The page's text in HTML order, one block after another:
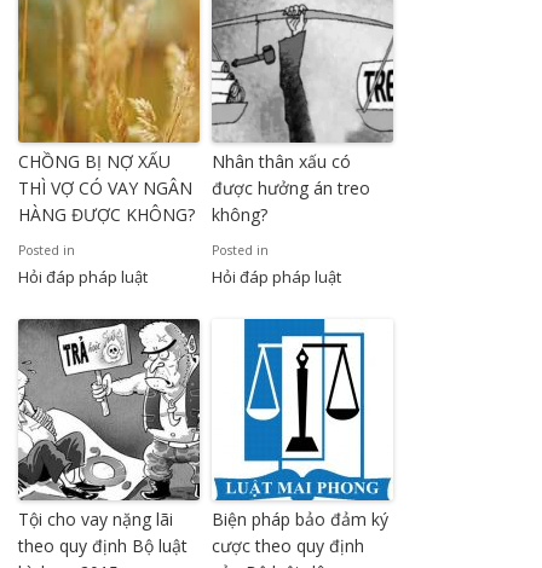
CHỒNG BỊ NỢ XẤU
THÌ VỢ CÓ VAY NGÂN
HÀNG ĐƯỢC KHÔNG?
Posted in
Hỏi đáp pháp luật
Nhân thân xấu có
được hưởng án treo
không?
Posted in
Hỏi đáp pháp luật
Tội cho vay nặng lãi
theo quy định Bộ luật
Biện pháp bảo đảm ký
cược theo quy định